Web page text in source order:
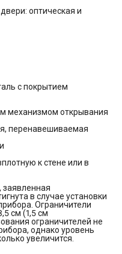
оптическая и
с покрытием
механизмом открывания
перенавешиваемая
к стене или в
заявленная
в случае установки
Ограничители
см (1,5 см
ограничителей не
однако уровень
увеличится.